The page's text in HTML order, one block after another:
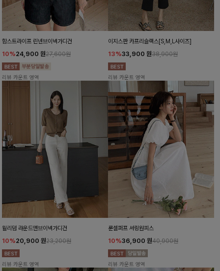
함스트라이프 린넨브이넥가디건
10%24,900 원27,600원
리뷰 카운트 영역
이지스판 카프리슬랙스[S,M,L사이즈]
13%33,900 원38,900원
리뷰 카운트 영역
윌리덤 라운드앤브이넥가디건
10%20,900 원23,200원
리뷰 카운트 영역
룬셀퍼프 셔링원피스
10%36,900 원40,900원
리뷰 카운트 영역